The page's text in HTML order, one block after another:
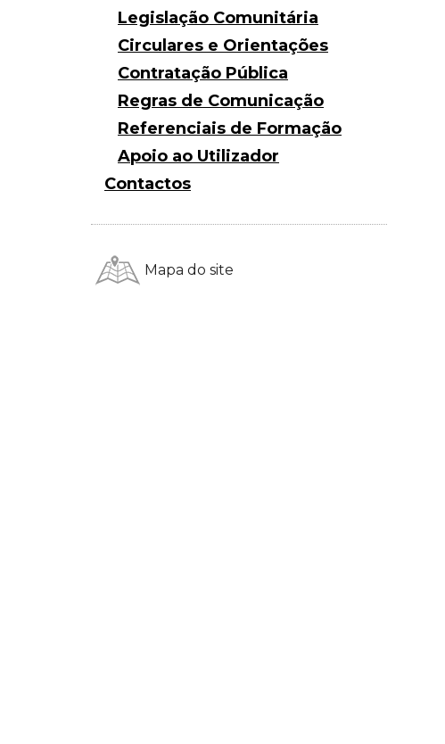
Legislação Comunitária
Circulares e Orientações
Contratação Pública
Regras de Comunicação
Referenciais de Formação
Apoio ao Utilizador
Contactos
Mapa do site